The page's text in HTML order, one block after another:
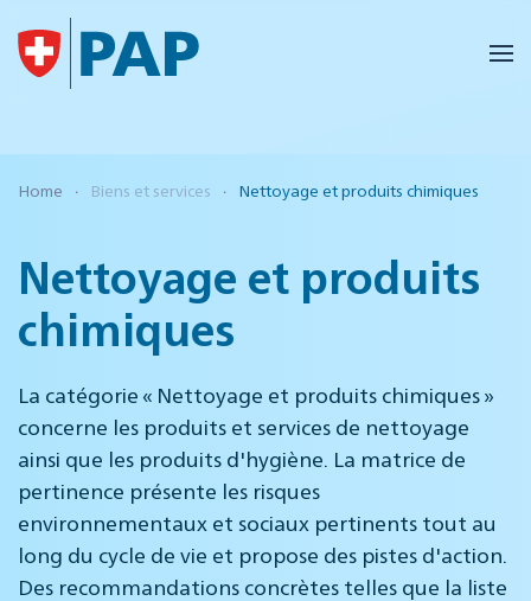
Accéder au contenu principal
Home Biens et services Nettoyage et produits chimiques
Nettoyage et produits
chimiques
La catégorie « Nettoyage et produits chimiques »
concerne les produits et services de nettoyage
ainsi que les produits d'hygiène. La matrice de
pertinence présente les risques
environnementaux et sociaux pertinents tout au
long du cycle de vie et propose des pistes d'action.
Des recommandations concrètes telles que la liste